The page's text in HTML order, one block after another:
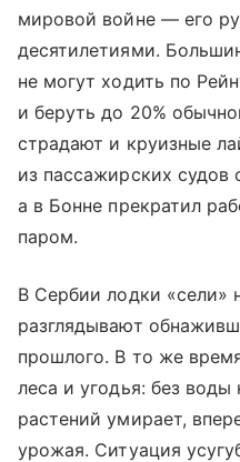
мировой войне — его
десятилетиями.
не могут ходить по
и беруть до 20%
страдают и круизные
из пассажирских судов
а в Бонне прекратил
паром.
В Сербии лодки «сели»
разглядывают
прошлого. В то же
леса и угодья: без воды
растений умирает,
урожая. Ситуация